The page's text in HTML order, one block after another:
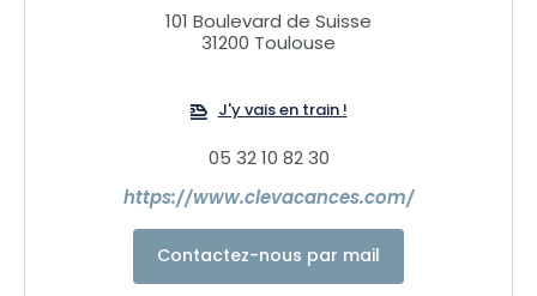
confort et des prestations offertes.
Tous les hébergements Clévacances reçoivent une
Chez Clévacances, un seul impératif : la qualité pour
sécuriser et satisfaire nos voyageurs !
101 Boulevard de Suisse
31200 Toulouse
J'y vais en train !
05 32 10 82 30
https://www.clevacances.com/
Contactez-nous par mail